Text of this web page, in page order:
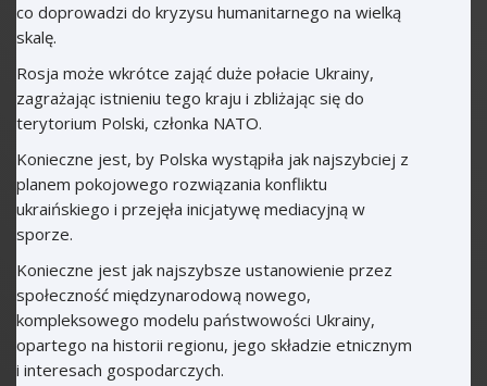
co doprowadzi do kryzysu humanitarnego na wielką
skalę.
Rosja może wkrótce zająć duże połacie Ukrainy,
zagrażając istnieniu tego kraju i zbliżając się do
terytorium Polski, członka NATO.
Konieczne jest, by Polska wystąpiła jak najszybciej z
planem pokojowego rozwiązania konfliktu
ukraińskiego i przejęła inicjatywę mediacyjną w
sporze.
Konieczne jest jak najszybsze ustanowienie przez
społeczność międzynarodową nowego,
kompleksowego modelu państwowości Ukrainy,
opartego na historii regionu, jego składzie etnicznym
i interesach gospodarczych.